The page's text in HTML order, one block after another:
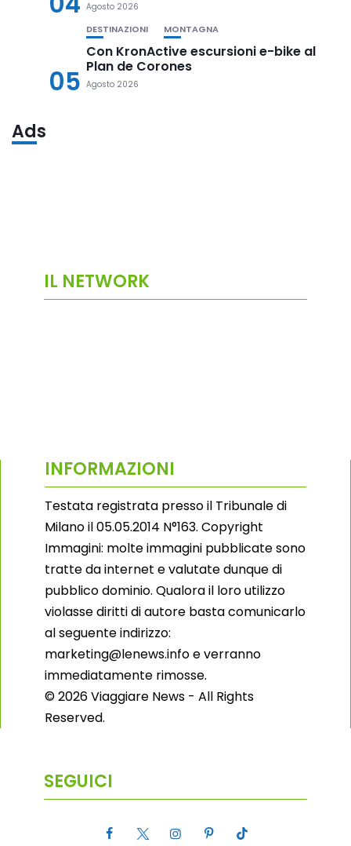
Agosto 2026
05
DESTINAZIONI MONTAGNA
Con KronActive escursioni e-bike al
Plan de Corones
Agosto 2026
Ads
IL NETWORK
INFORMAZIONI
Testata registrata presso il Tribunale di
Milano il 05.05.2014 N°163. Copyright
Immagini: molte immagini pubblicate sono
tratte da internet e valutate dunque di
pubblico dominio. Qualora il loro utilizzo
violasse diritti di autore basta comunicarlo
al seguente indirizzo:
marketing@lenews.info e verranno
immediatamente rimosse.
© 2026 Viaggiare News - All Rights
Reserved.
SEGUICI